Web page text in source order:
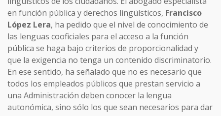
en función pública y derechos lingüísticos, Francisco
López Lera, ha pedido que el nivel de conocimiento de
las lenguas cooficiales para el acceso a la función
pública se haga bajo criterios de proporcionalidad y
que la exigencia no tenga un contenido discriminatorio.
En ese sentido, ha señalado que no es necesario que
todos los empleados públicos que prestan servicio a
una Administración deben conocer la lengua
autonómica, sino sólo los que sean necesarios para dar